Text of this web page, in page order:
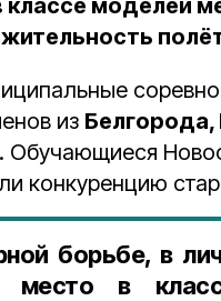
классе моделей
из Белгорода,
. Обучающиеся
конкуренцию
борьбе, в
место в